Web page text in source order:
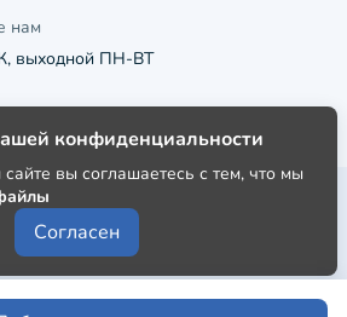
нам
выходной ПН-ВТ
конфиденциальности
вы соглашаетесь с тем, что мы
Согласен